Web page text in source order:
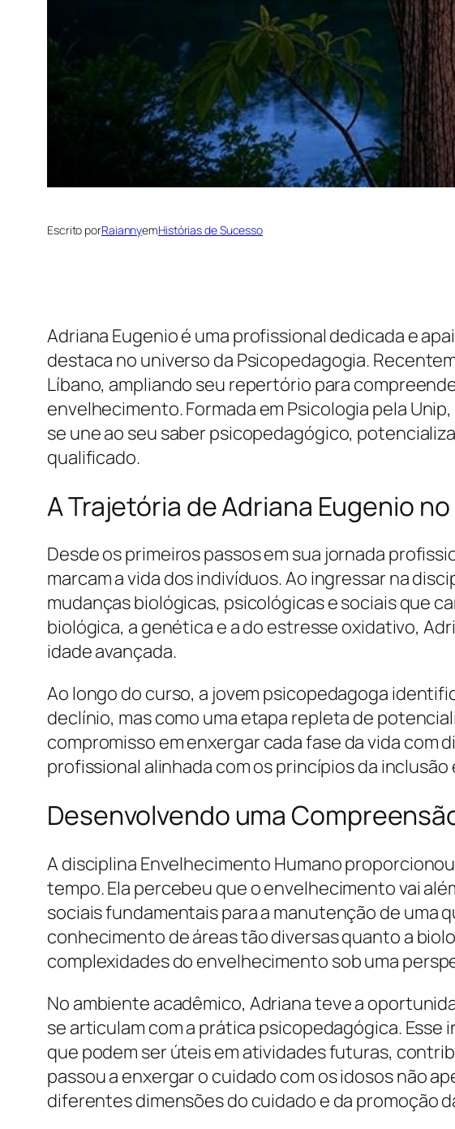
Escrito porRaiannyemHistórias de Sucesso
Adriana Eugenio é uma profissional dedicada e
destaca no universo da Psicopedagogia.
Líbano, ampliando seu repertório para
envelhecimento. Formada em Psicologia pela
se une ao seu saber psicopedagógico,
qualificado.
A Trajetória de Adriana Eugenio
Desde os primeiros passos em sua jornada
marcam a vida dos indivíduos. Ao ingressar na
mudanças biológicas, psicológicas e sociais que
biológica, a genética e a do estresse oxidativo,
idade avançada.
Ao longo do curso, a jovem psicopedagoga
declínio, mas como uma etapa repleta de
compromisso em enxergar cada fase da vida com
profissional alinhada com os princípios da
Desenvolvendo uma
A disciplina Envelhecimento Humano
tempo. Ela percebeu que o envelhecimento vai
sociais fundamentais para a manutenção de uma
conhecimento de áreas tão diversas quanto a
complexidades do envelhecimento sob uma
No ambiente acadêmico, Adriana teve a
se articulam com a prática psicopedagógica.
que podem ser úteis em atividades futuras,
passou a enxergar o cuidado com os idosos não
diferentes dimensões do cuidado e da promoção